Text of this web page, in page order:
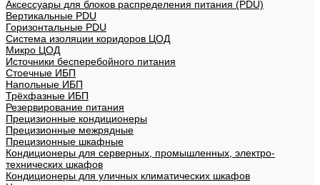
Аксессуары для блоков распределения питания (PDU)
Вертикальные PDU
Горизонтальные PDU
Система изоляции коридоров ЦОД
Микро ЦОД
Источники бесперебойного питания
Стоечные ИБП
Напольные ИБП
Трёхфазные ИБП
Резервирование питания
Прецизионные кондиционеры
Прецизионные межрядные
Прецизионные шкафные
Кондиционеры для серверных, промышленных, электро-
технических шкафов
Кондиционеры для уличных климатических шкафов